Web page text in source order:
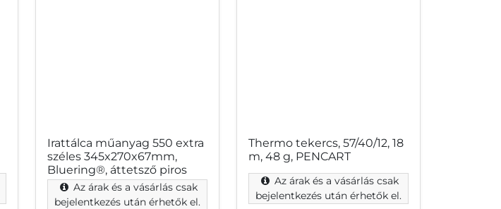
Irattálca műanyag 550 extra
széles 345x270x67mm,
Bluering®, áttetsző piros
Az árak és a vásárlás csak
bejelentkezés után érhetők el.
Thermo tekercs, 57/40/12, 18
m, 48 g, PENCART
Az árak és a vásárlás csak
bejelentkezés után érhetők el.